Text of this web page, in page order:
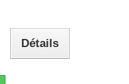
Détails